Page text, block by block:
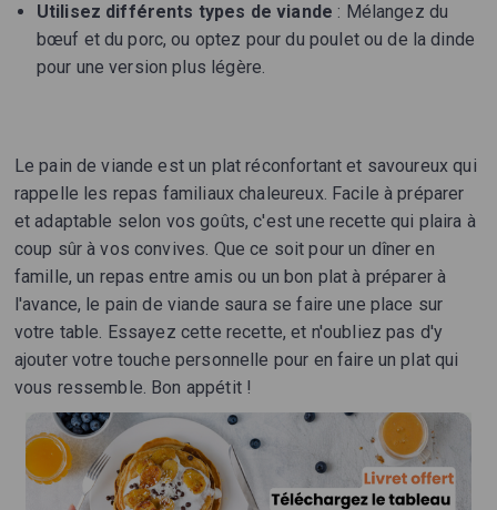
Utilisez différents types de viande : Mélangez du
bœuf et du porc, ou optez pour du poulet ou de la dinde
pour une version plus légère.
Le pain de viande est un plat réconfortant et savoureux qui
rappelle les repas familiaux chaleureux. Facile à préparer
et adaptable selon vos goûts, c'est une recette qui plaira à
coup sûr à vos convives. Que ce soit pour un dîner en
famille, un repas entre amis ou un bon plat à préparer à
l'avance, le pain de viande saura se faire une place sur
votre table. Essayez cette recette, et n'oubliez pas d'y
ajouter votre touche personnelle pour en faire un plat qui
vous ressemble. Bon appétit !